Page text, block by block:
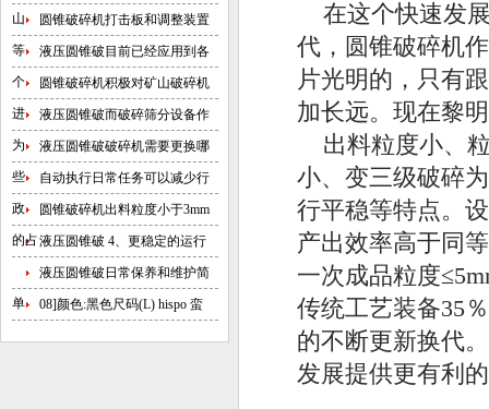
在这个快速发
代，圆锥破碎机
片光明的，只有
加长远。现在黎
出料粒度小、
小、变三级破碎
行平稳等特点。
产出效率高于同
一次成品粒度
传统工艺装备35
的不断更新换代
发展提供更有利
山
圆锥破碎机打击板和调整装置
等
液压圆锥破目前已经应用到各
个
圆锥破碎机积极对矿山破碎机
进
液压圆锥破而破碎筛分设备作
为
液压圆锥破破碎机需要更换哪
些
自动执行日常任务可以减少行
政
圆锥破碎机出料粒度小于3mm
的占液压圆锥破 4、更稳定的运行
液压圆锥破日常保养和维护简
单
08]颜色:黑色尺码(L) hispo 蛮